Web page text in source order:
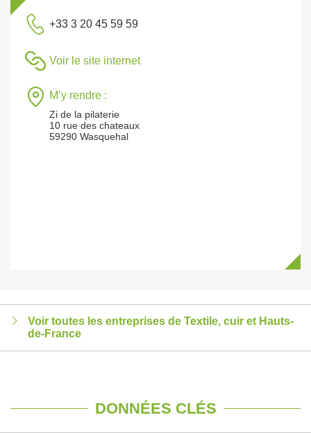
+33 3 20 45 59 59
Voir le site internet
M’y rendre :
Zi de la pilaterie
10 rue des chateaux
59290 Wasquehal
Voir toutes les entreprises de Textile, cuir et Hauts-
de-France
DONNÉES CLÉS